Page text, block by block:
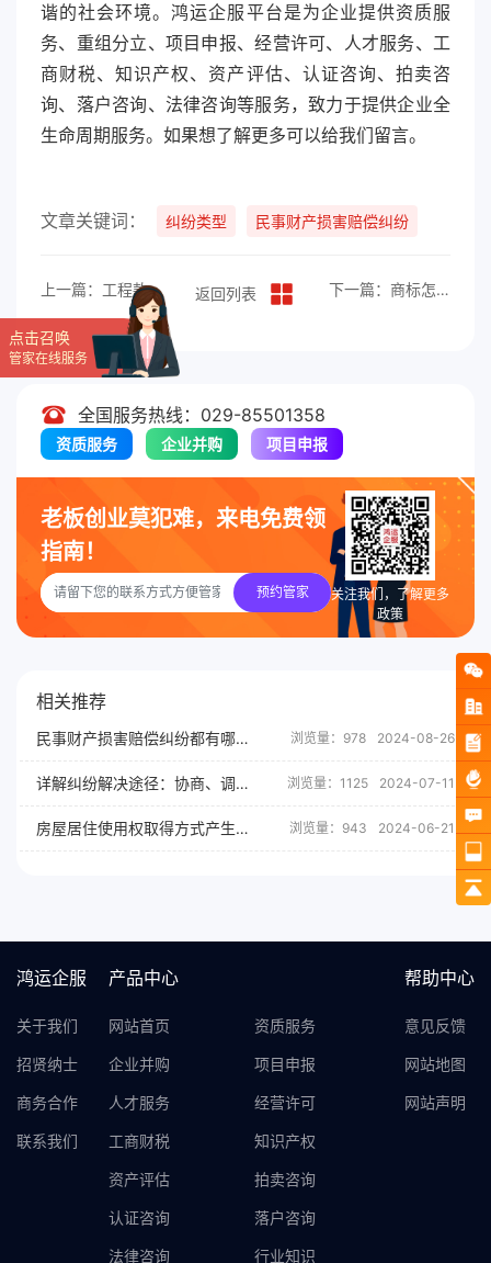
谐的社会环境。鸿运企服平台是为企业提供资质服
务、重组分立、项目申报、经营许可、人才服务、工
商财税、知识产权、资产评估、认证咨询、拍卖咨
询、落户咨询、法律咨询等服务，致力于提供企业全
生命周期服务。如果想了解更多可以给我们留言。
文章关键词： 纠纷类型 民事财产损害赔偿纠纷
上一篇：工程款经济纠纷的解决途径 返回列表 下一篇：商标怎样进行维权？
全国服务热线：029-85501358
资质服务 企业并购 项目申报
老板创业莫犯难，来电免费领
指南！
预约管家
关注我们，了解更多
政策
相关推荐
民事财产损害赔偿纠纷都有哪些？ 浏览量：978 2024-08-26
详解纠纷解决途径：协商、调解、仲裁与诉讼 浏览量：1125 2024-07-11
房屋居住使用权取得方式产生的纠纷 浏览量：943 2024-06-21
点击召唤
管家在线服务
鸿运企服
关于我们
招贤纳士
商务合作
联系我们
产品中心
网站首页 资质服务
企业并购 项目申报
人才服务 经营许可
工商财税 知识产权
资产评估 拍卖咨询
认证咨询 落户咨询
法律咨询 行业知识
帮助中心
意见反馈
网站地图
网站声明